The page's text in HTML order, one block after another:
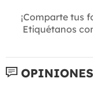
¡Comparte tus
Etiquétanos